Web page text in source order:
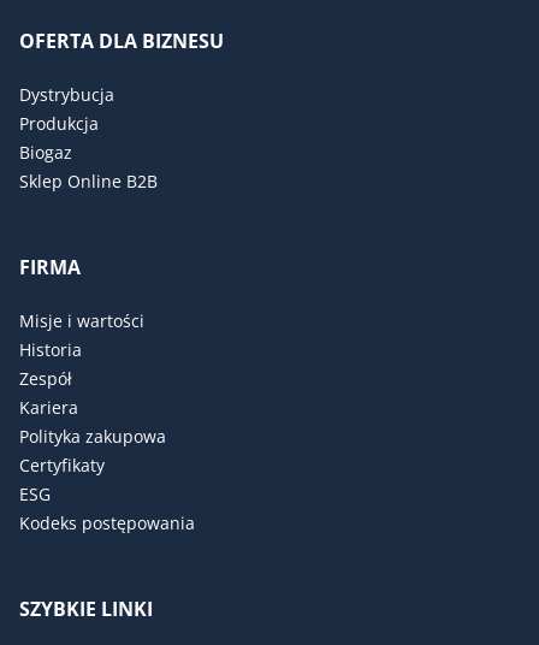
OFERTA DLA BIZNESU
Dystrybucja
Produkcja
Biogaz
Sklep Online B2B
FIRMA
Misje i wartości
Historia
Zespół
Kariera
Polityka zakupowa
Certyfikaty
ESG
Kodeks postępowania
SZYBKIE LINKI